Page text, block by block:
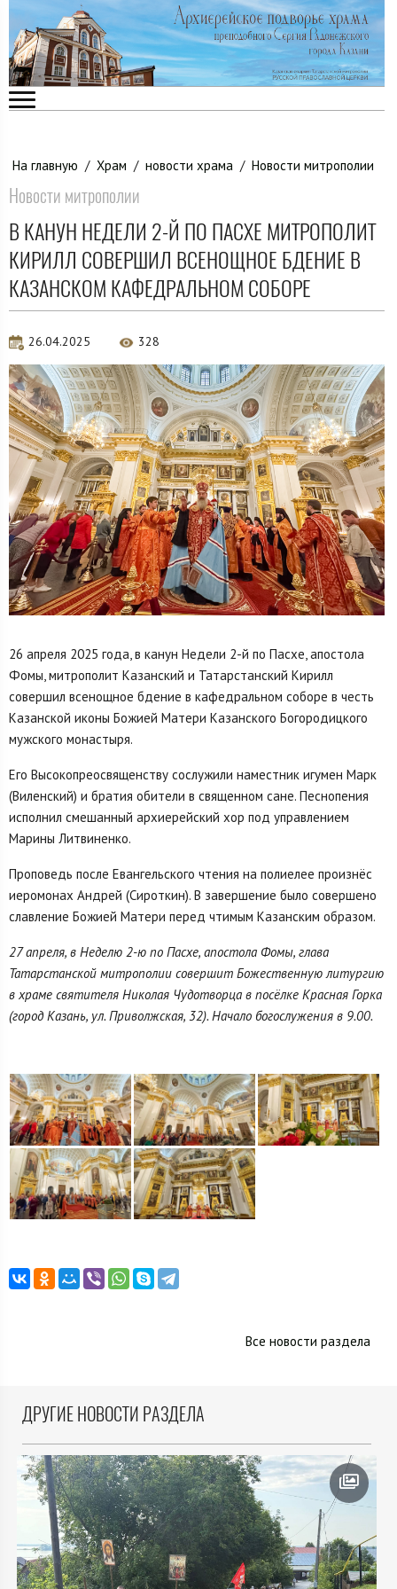
На главную / Храм / новости храма / Новости митрополии
Новости митрополии
В КАНУН НЕДЕЛИ 2-Й ПО ПАСХЕ МИТРОПОЛИТ
КИРИЛЛ СОВЕРШИЛ ВСЕНОЩНОЕ БДЕНИЕ В
КАЗАНСКОМ КАФЕДРАЛЬНОМ СОБОРЕ
26.04.2025 328
26 апреля 2025 года, в канун Недели 2-й по Пасхе, апостола
Фомы, митрополит Казанский и Татарстанский Кирилл
совершил всенощное бдение в кафедральном соборе в честь
Казанской иконы Божией Матери Казанского Богородицкого
мужского монастыря.
Его Высокопреосвященству сослужили наместник игумен Марк
(Виленский) и братия обители в священном сане. Песнопения
исполнил смешанный архиерейский хор под управлением
Марины Литвиненко.
Проповедь после Евангельского чтения на полиелее произнёс
иеромонах Андрей (Сироткин). В завершение было совершено
славление Божией Матери перед чтимым Казанским образом.
27 апреля, в Неделю 2-ю по Пасхе, апостола Фомы, глава
Татарстанской митрополии совершит Божественную литургию
в храме святителя Николая Чудотворца в посёлке Красная Горка
(город Казань, ул. Приволжская, 32). Начало богослужения в 9.00.
Все новости раздела
ДРУГИЕ НОВОСТИ РАЗДЕЛА